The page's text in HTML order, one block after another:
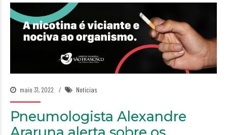
maio 31, 2022 Notícias
Pneumologista Alexandre